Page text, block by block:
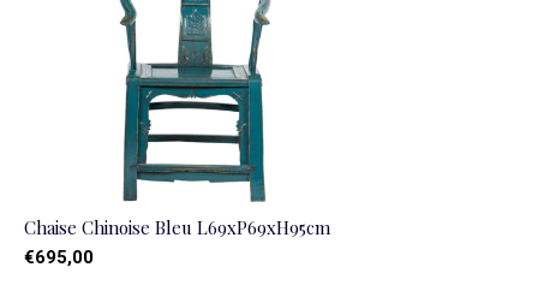
Chaise Chinoise Bleu L69xP69xH95cm
€695,00